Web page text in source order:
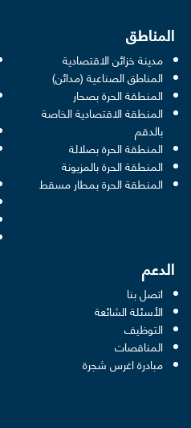
المناطق
مدينة خزائن الاقتصادية
المناطق الصناعية (مدائن)
المنطقة الحرة بصحار
المنطقة الاقتصادية الخاصة
بالدقم
المنطقة الحرة بصلالة
المنطقة الحرة بالمزيونة
المنطقة الحرة بمطار مسقط
الدعم
اتصل بنا
الأسئلة الشائعة
التوظيف
المناقصات
مبادرة اغرس شجرة